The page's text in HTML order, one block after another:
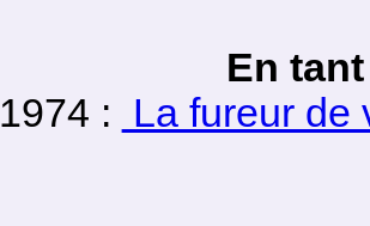
En
1974 : La fureur de